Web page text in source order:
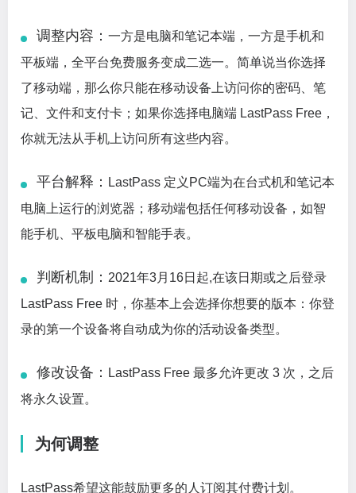
调整内容： 一方是电脑和笔记本端，一方是手机和
平板端，全平台免费服务变成二选一。简单说当你选择
了移动端，那么你只能在移动设备上访问你的密码、笔
记、文件和支付卡；如果你选择电脑端 LastPass Free，
你就无法从手机上访问所有这些内容。
平台解释：
LastPass 定义PC端为在台式机和笔记本
电脑上运行的浏览器；移动端包括任何移动设备，如智
能手机、平板电脑和智能手表。
判断机制： 2021年3月16日起,在该日期或之后登录
LastPass Free 时，你基本上会选择你想要的版本：你登
录的第一个设备将自动成为你的活动设备类型。
修改设备：
LastPass Free 最多允许更改 3 次，之后
将永久设置。
为何调整
LastPass希望这能鼓励更多的人订阅其付费计划。